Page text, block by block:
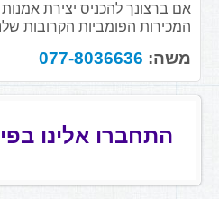
אם ברצונך להכניס יצירת
המכירות הפומביות הקרובות
משה: 077-8036636
התחברו אלינו